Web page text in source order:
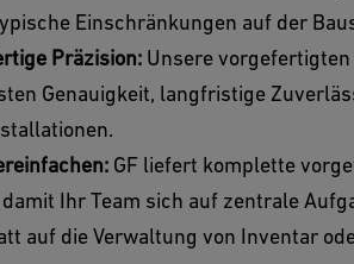
Einschränkungen auf der
Präzision: Unsere
Genauigkeit, langfristige
GF liefert komplette
Ihr Team sich auf zentrale
auf die Verwaltung von Inventar